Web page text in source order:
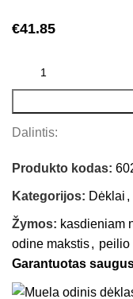
€41.85
Dalintis:
Produkto kodas:
Kategorijos: Dėklai ,
Žymos: kasdieniam
odine makstis, peilio
Garantuotas